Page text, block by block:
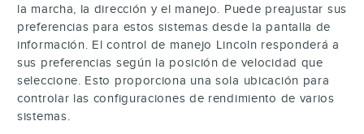
la marcha, la dirección y el manejo. Puede preajustar sus
preferencias para estos sistemas desde la pantalla de
información. El control de manejo Lincoln responderá a
sus preferencias según la posición de velocidad que
seleccione. Esto proporciona una sola ubicación para
controlar las configuraciones de rendimiento de varios
sistemas.